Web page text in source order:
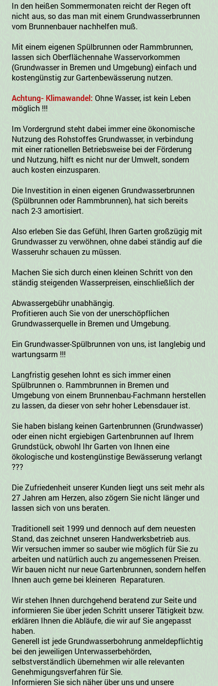
In den heißen Sommermonaten reicht der Regen oft
nicht aus, so das man mit einem Grundwasserbrunnen
vom Brunnenbauer nachhelfen muß.
Mit einem eigenen Spülbrunnen oder Rammbrunnen,
lassen sich Oberflächennahe Wasservorkommen
(Grundwasser in Bremen und Umgebung) einfach und
kostengünstig zur Gartenbewässerung nutzen.
Achtung- Klimawandel: Ohne Wasser, ist kein Leben
möglich !!!
Im Vordergrund steht dabei immer eine ökonomische
Nutzung des Rohstoffes Grundwasser, in verbindung
mit einer rationellen Betriebsweise bei der Förderung
und Nutzung, hilft es nicht nur der Umwelt, sondern
auch kosten einzusparen.
Die Investition in einen eigenen Grundwasserbrunnen
(Spülbrunnen oder Rammbrunnen), hat sich bereits
nach 2-3 amortisiert.
Also erleben Sie das Gefühl, Ihren Garten großzügig mit
Grundwasser zu verwöhnen, ohne dabei ständig auf die
Wasseruhr schauen zu müssen.
Machen Sie sich durch einen kleinen Schritt von den
ständig steigenden Wasserpreisen, einschließlich der
Abwassergebühr unabhängig.
Profitieren auch Sie von der unerschöpflichen
Grundwasserquelle in Bremen und Umgebung.
Ein Grundwasser-Spülbrunnen von uns, ist langlebig und
wartungsarm !!!
Langfristig gesehen lohnt es sich immer einen
Spülbrunnen o. Rammbrunnen in Bremen und
Umgebung von einem Brunnenbau-Fachmann herstellen
zu lassen, da dieser von sehr hoher Lebensdauer ist.
Sie haben bislang keinen Gartenbrunnen (Grundwasser)
oder einen nicht ergiebigen Gartenbrunnen auf Ihrem
Grundstück, obwohl Ihr Garten von Ihnen eine
ökologische und kostengünstige Bewässerung verlangt
???
Die Zufriedenheit unserer Kunden liegt uns seit mehr als
27 Jahren am Herzen, also zögern Sie nicht länger und
lassen sich von uns beraten.
Traditionell seit 1999 und dennoch auf dem neuesten
Stand, das zeichnet unseren Handwerksbetrieb aus.
Wir versuchen immer so sauber wie möglich für Sie zu
arbeiten und natürlich auch zu angemessenen Preisen.
Wir bauen nicht nur neue Gartenbrunnen, sondern helfen
Ihnen auch gerne bei kleineren Reparaturen.
Wir stehen Ihnen durchgehend beratend zur Seite und
informieren Sie über jeden Schritt unserer Tätigkeit bzw.
erklären Ihnen die Abläufe, die wir auf Sie angepasst
haben.
Generell ist jede Grundwasserbohrung anmeldepflichtig
bei den jeweiligen Unterwasserbehörden,
selbstverständlich übernehmen wir alle relevanten
Genehmigungsverfahren für Sie.
Informieren Sie sich näher über uns und unsere